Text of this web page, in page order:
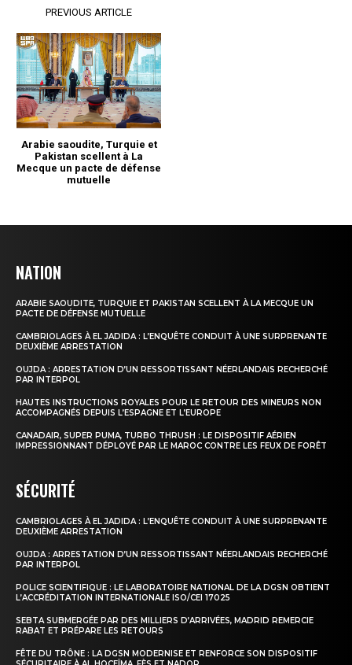
NATION
ARABIE SAOUDITE, TURQUIE ET PAKISTAN SCELLENT À LA MECQUE UN
PACTE DE DÉFENSE MUTUELLE
CAMBRIOLAGES À EL JADIDA : L’ENQUÊTE CONDUIT À UNE SURPRENANTE
DEUXIÈME ARRESTATION
OUJDA : ARRESTATION D’UN RESSORTISSANT NÉERLANDAIS RECHERCHÉ
PAR INTERPOL
HAUTES INSTRUCTIONS ROYALES POUR LE RETOUR DES MINEURS NON
ACCOMPAGNÉS DEPUIS L’ESPAGNE ET L’EUROPE
CANADAIR, SUPER PUMA, TURBO THRUSH : LE DISPOSITIF AÉRIEN
IMPRESSIONNANT DÉPLOYÉ PAR LE MAROC CONTRE LES FEUX DE FORÊT
SÉCURITÉ
CAMBRIOLAGES À EL JADIDA : L’ENQUÊTE CONDUIT À UNE SURPRENANTE
DEUXIÈME ARRESTATION
OUJDA : ARRESTATION D’UN RESSORTISSANT NÉERLANDAIS RECHERCHÉ
PAR INTERPOL
POLICE SCIENTIFIQUE : LE LABORATOIRE NATIONAL DE LA DGSN OBTIENT
L’ACCRÉDITATION INTERNATIONALE ISO/CEI 17025
SEBTA SUBMERGÉE PAR DES MILLIERS D’ARRIVÉES, MADRID REMERCIE
RABAT ET PRÉPARE LES RETOURS
FÊTE DU TRÔNE : LA DGSN MODERNISE ET RENFORCE SON DISPOSITIF